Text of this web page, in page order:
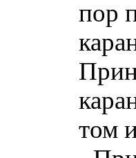
пор
том